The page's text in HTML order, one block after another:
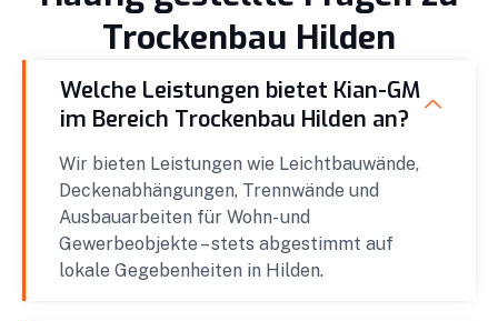
Trockenbau Hilden
Welche Leistungen bietet Kian-GM
im Bereich Trockenbau Hilden an?
Wir bieten Leistungen wie Leichtbauwände,
Deckenabhängungen, Trennwände und
Ausbauarbeiten für Wohn- und
Gewerbeobjekte – stets abgestimmt auf
lokale Gegebenheiten in Hilden.